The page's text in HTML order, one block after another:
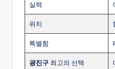
실력
위치
특별함
광진구 최고의 선택